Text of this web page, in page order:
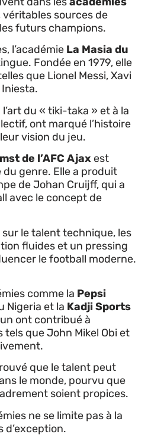
véritables sources de
futurs champions.
l’académie La Masia du
Fondée en 1979, elle
que Lionel Messi, Xavi
du « tiki-taka » et à la
ont marqué l’histoire
vision du jeu.
de l’AFC Ajax est
genre. Elle a produit
de Johan Cruijff, qui a
avec le concept de
le talent technique, les
fluides et un pressing
le football moderne.
comme la Pepsi
Nigeria et la Kadji Sports
ont contribué à
tels que John Mikel Obi et
que le talent peut
le monde, pourvu que
soient propices.
ne se limite pas à la
d’exception.